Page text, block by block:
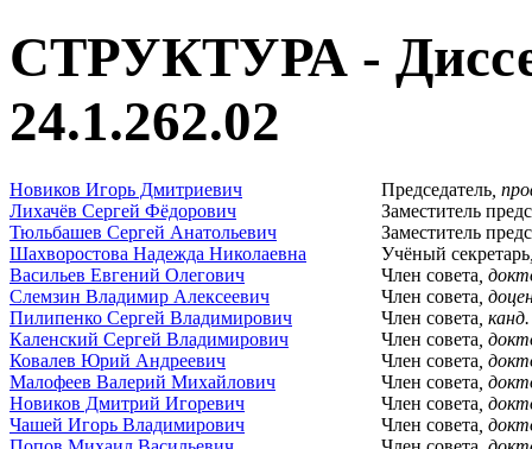
СТРУКТУРА -
24.1.262.02
Новиков Игорь Дмитриевич Председатель ,
Лихачёв Сергей Фёдорович
Заместитель
Тюльбашев Сергей Анатольевич
Заместитель
Шахворостова Надежда Николаевна
Учёный секретарь
Васильев Евгений Олегович
Член совета ,
Слемзин Владимир Алексеевич
Член совета ,
Пилипенко Сергей Владимирович
Член совета ,
Каленский Сергей Владимирович
Член совета ,
Ковалев Юрий Андреевич
Член совета ,
Малофеев Валерий Михайлович
Член совета ,
Новиков Дмитрий Игоревич
Член совета ,
Чашей Игорь Владимирович
Член совета ,